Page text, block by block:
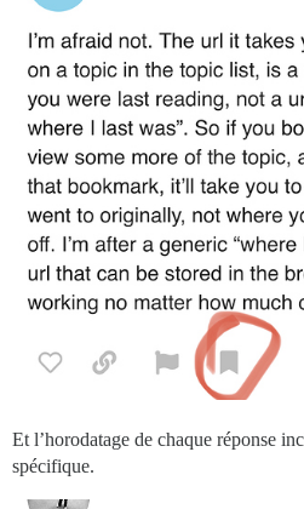
Et l’horodatage de chaque réponse
spécifique.